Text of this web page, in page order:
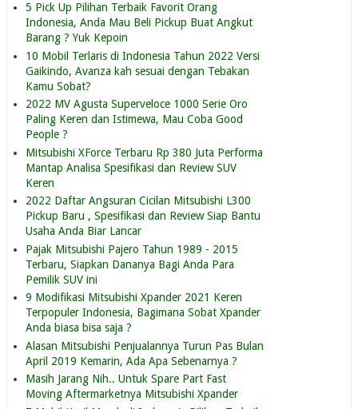
5 Pick Up Pilihan Terbaik Favorit Orang
Indonesia, Anda Mau Beli Pickup Buat Angkut
Barang ? Yuk Kepoin
10 Mobil Terlaris di Indonesia Tahun 2022 Versi
Gaikindo, Avanza kah sesuai dengan Tebakan
Kamu Sobat?
2022 MV Agusta Superveloce 1000 Serie Oro
Paling Keren dan Istimewa, Mau Coba Good
People ?
Mitsubishi XForce Terbaru Rp 380 Juta Performa
Mantap Analisa Spesifikasi dan Review SUV
Keren
2022 Daftar Angsuran Cicilan Mitsubishi L300
Pickup Baru , Spesifikasi dan Review Siap Bantu
Usaha Anda Biar Lancar
Pajak Mitsubishi Pajero Tahun 1989 - 2015
Terbaru, Siapkan Dananya Bagi Anda Para
Pemilik SUV ini
9 Modifikasi Mitsubishi Xpander 2021 Keren
Terpopuler Indonesia, Bagimana Sobat Xpander
Anda biasa bisa saja ?
Alasan Mitsubishi Penjualannya Turun Pas Bulan
April 2019 Kemarin, Ada Apa Sebenarnya ?
Masih Jarang Nih.. Untuk Spare Part Fast
Moving Aftermarketnya Mitsubishi Xpander